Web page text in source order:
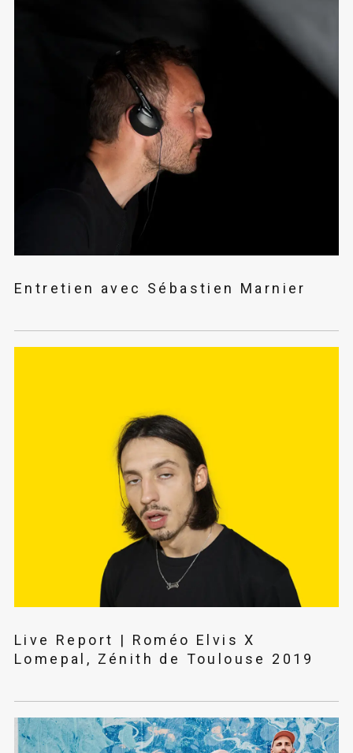
Entretien avec Sébastien Marnier
Live Report | Roméo Elvis X
Lomepal, Zénith de Toulouse 2019